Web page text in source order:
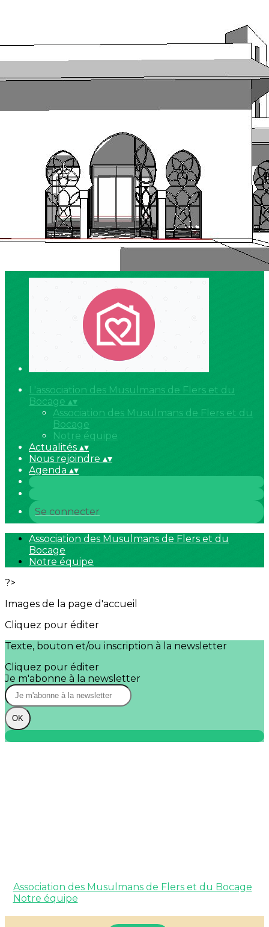
Exporter uniquement les colonnes affichées
Association des Musulmans de Flers et du
Bocage
Notre équipe
Ajoutez un logo, un bouton, des réseaux sociaux
L'association des Musulmans de Flers et du
Bocage ▴▾
Association des Musulmans de Flers et du
Bocage
Notre équipe
Actualités ▴▾
Nous rejoindre ▴▾
Agenda ▴▾
Se connecter
Association des Musulmans de Flers et du
Bocage
Notre équipe
?>
Images de la page d'accueil
Cliquez pour éditer
Texte, bouton et/ou inscription à la newsletter
Cliquez pour éditer
Je m'abonne à la newsletter
OK
Association des Musulmans de Flers et du Bocage
Notre équipe